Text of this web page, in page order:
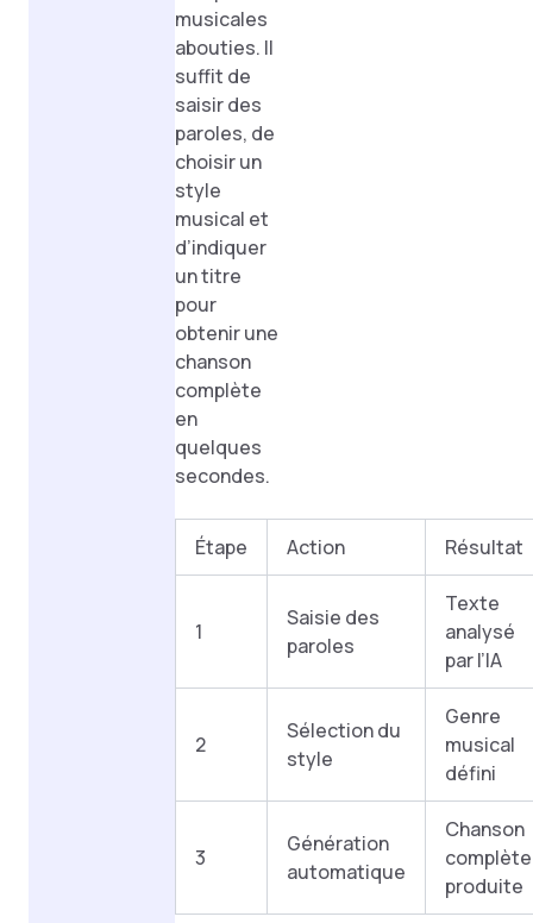
musicales
abouties. Il
suffit de
saisir des
paroles, de
choisir un
style
musical et
d’indiquer
un titre
pour
obtenir une
chanson
complète
en
quelques
secondes.
Étape Action Résultat
1
Saisie des
paroles
Texte
analysé
par l’IA
2
Sélection du
style
Genre
musical
défini
3
Génération
automatique
Chanson
complète
produite